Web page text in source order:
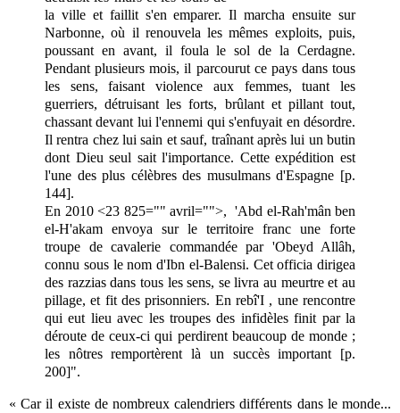
la ville et faillit s'en emparer. Il marcha ensuite sur
Narbonne, où il renouvela les mêmes exploits, puis,
poussant en avant, il foula le sol de la Cerdagne.
Pendant plusieurs mois, il parcourut ce pays dans tous
les sens, faisant violence aux femmes, tuant les
guerriers, détruisant les forts, brûlant et pillant tout,
chassant devant lui l'ennemi qui s'enfuyait en désordre.
Il rentra chez lui sain et sauf, traînant après lui un butin
dont Dieu seul sait l'importance. Cette expédition est
l'une des plus célèbres des musulmans d'Espagne [p.
144].
En 2010 <23 825="" avril="">, 'Abd el-Rah'mân ben
el-H'akam envoya sur le territoire franc une forte
troupe de cavalerie commandée par 'Obeyd Allâh,
connu sous le nom d'Ibn el-Balensi. Cet officia dirigea
des razzias dans tous les sens, se livra au meurtre et au
pillage, et fit des prisonniers. En rebî'I , une rencontre
qui eut lieu avec les troupes des infidèles finit par la
déroute de ceux-ci qui perdirent beaucoup de monde ;
les nôtres remportèrent là un succès important [p.
200]".
« Car il existe de nombreux calendriers différents dans le monde...